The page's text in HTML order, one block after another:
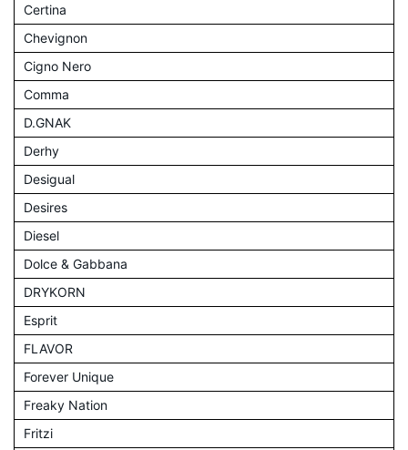
Certina
Chevignon
Cigno Nero
Comma
D.GNAK
Derhy
Desigual
Desires
Diesel
Dolce & Gabbana
DRYKORN
Esprit
FLAVOR
Forever Unique
Freaky Nation
Fritzi